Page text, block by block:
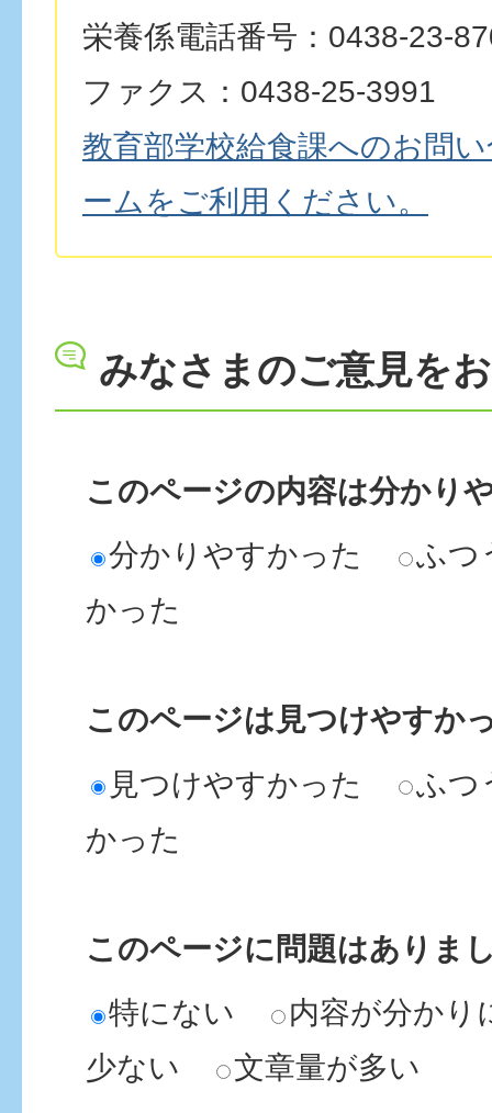
栄養係電話番号：0438-23-
ファクス：0438-25-3991
教育部学校給食課へのお問
ームをご利用ください。
みなさまのご意見を
このページの内容は分かり
分かりやすかった
ふつ
かった
このページは見つけやすか
見つけやすかった
ふつ
かった
このページに問題はありま
特にない
内容が分かり
少ない
文章量が多い